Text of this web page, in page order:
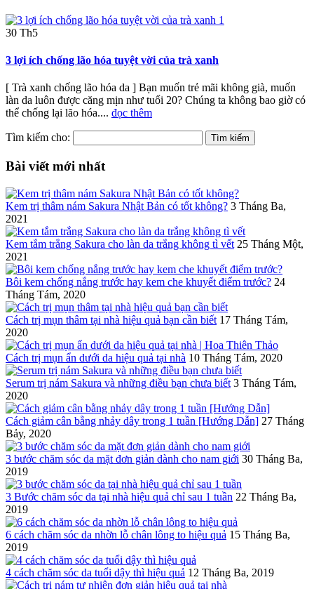
30 Th5
3 lợi ích chống lão hóa tuyệt vời của trà xanh
[ Trà xanh chống lão hóa da ] Bạn muốn trẻ mãi không già, muốn
làn da luôn được căng mịn như tuổi 20? Chúng ta không bao giờ có
thể chống lại lão hóa.... đọc thêm
Tìm kiếm cho:
Bài viết mới nhất
Kem trị thâm nám Sakura Nhật Bản có tốt không? 3 Tháng Ba,
2021
Kem tắm trắng Sakura cho làn da trắng không tì vết 25 Tháng Một,
2021
Bôi kem chống nắng trước hay kem che khuyết điểm trước? 24
Tháng Tám, 2020
Cách trị mụn thâm tại nhà hiệu quả bạn cần biết 17 Tháng Tám,
2020
Cách trị mụn ẩn dưới da hiệu quả tại nhà 10 Tháng Tám, 2020
Serum trị nám Sakura và những điều bạn chưa biết 3 Tháng Tám,
2020
Cách giảm cân bằng nhảy dây trong 1 tuần [Hướng Dẫn] 27 Tháng
Bảy, 2020
3 bước chăm sóc da mặt đơn giản dành cho nam giới 30 Tháng Ba,
2019
3 Bước chăm sóc da tại nhà hiệu quả chỉ sau 1 tuần 22 Tháng Ba,
2019
6 cách chăm sóc da nhờn lỗ chân lông to hiệu quả 15 Tháng Ba,
2019
4 cách chăm sóc da tuổi dậy thì hiệu quả 12 Tháng Ba, 2019